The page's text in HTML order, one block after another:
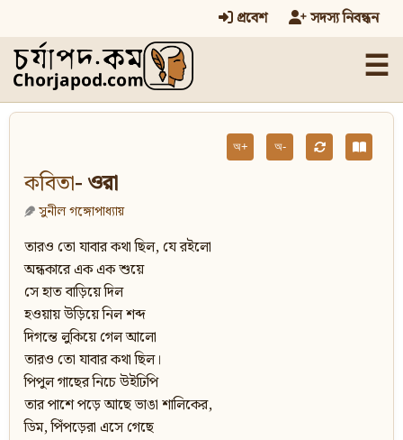
প্রবেশ সদস্য নিবন্ধন
☰
অ+ অ-
কবিতা- ওরা
সুনীল গঙ্গোপাধ্যায়
তারও তো যাবার কথা ছিল, যে রইলো
অন্ধকারে এক এক শুয়ে
সে হাত বাড়িয়ে দিল
হওয়ায় উড়িয়ে নিল শব্দ
দিগন্তে লুকিয়ে গেল আলো
তারও তো যাবার কথা ছিল।
পিপুল গাছের নিচে উইঢিপি
তার পাশে পড়ে আছে ভাঙা শালিকের,
ডিম, পিঁপড়েরা এসে গেছে